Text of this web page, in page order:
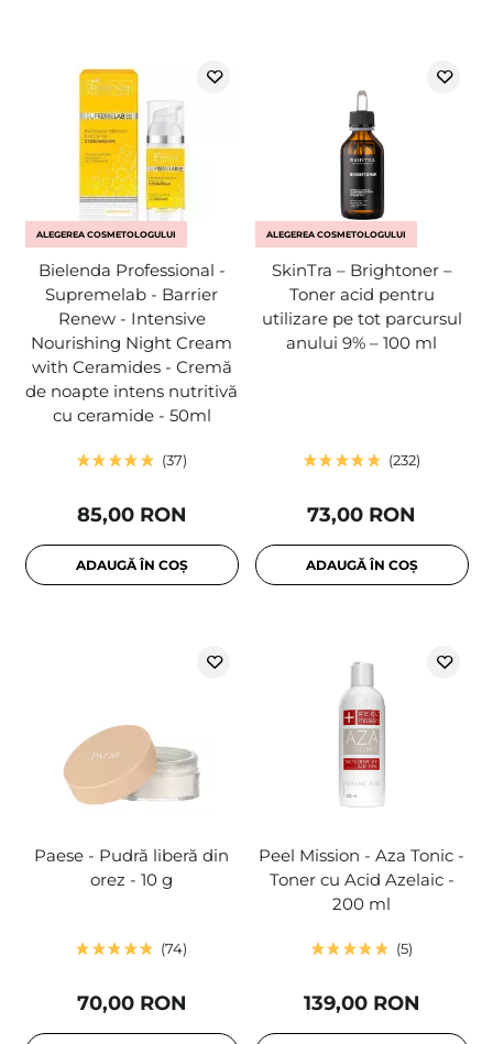
ALEGEREA COSMETOLOGULUI
Bielenda Professional -
Supremelab - Barrier
Renew - Intensive
Nourishing Night Cream
with Ceramides - Cremă
de noapte intens nutritivă
cu ceramide - 50ml
37
85,00 RON
ADAUGĂ ÎN COȘ
ALEGEREA COSMETOLOGULUI
SkinTra – Brightoner –
Toner acid pentru
utilizare pe tot parcursul
anului 9% – 100 ml
232
73,00 RON
ADAUGĂ ÎN COȘ
Paese - Pudră liberă din
orez - 10 g
74
70,00 RON
Peel Mission - Aza Tonic -
Toner cu Acid Azelaic -
200 ml
5
139,00 RON